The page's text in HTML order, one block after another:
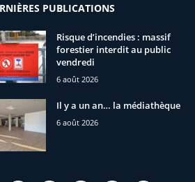
PUBLICATIONS
Risque d’incendies : massif
forestier interdit au public
vendredi
6 août 2026
Il y a un an… la médiathèque
6 août 2026